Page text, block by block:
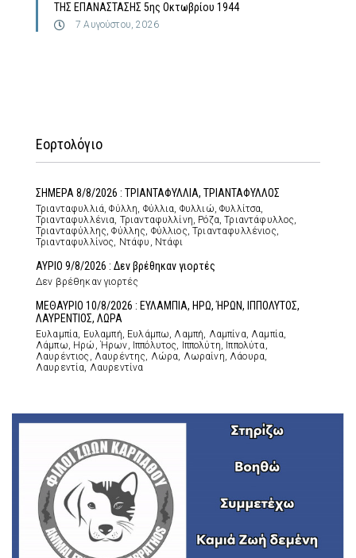
ΤΗΣ ΕΠΑΝΑΣΤΑΣΗΣ 5ης Οκτωβρίου 1944
7 Αυγούστου, 2026
Εορτολόγιο
ΣΗΜΕΡΑ 8/8/2026 : ΤΡΙΑΝΤΑΦΥΛΛΙΑ, ΤΡΙΑΝΤΑΦΥΛΛΟΣ
Τριανταφυλλιά, Φύλλη, Φύλλια, Φυλλιώ, Φυλλίτσα,
Τριανταφυλλένια, Τριανταφυλλίνη, Ρόζα, Τριαντάφυλλος,
Τριανταφύλλης, Φύλλης, Φύλλιος, Τριανταφυλλένιος,
Τριανταφυλλίνος, Ντάφυ, Ντάφι
ΑΥΡΙΟ 9/8/2026 : Δεν βρέθηκαν γιορτές
Δεν βρέθηκαν γιορτές
ΜΕΘΑΥΡΙΟ 10/8/2026 : ΕΥΛΑΜΠΙΑ, ΗΡΩ, ΉΡΩΝ, ΙΠΠΟΛΥΤΟΣ,
ΛΑΥΡΕΝΤΙΟΣ, ΛΩΡΑ
Ευλαμπία, Ευλαμπή, Ευλάμπω, Λαμπή, Λαμπίνα, Λαμπία,
Λάμπω, Ηρώ, Ήρων, Ιππόλυτος, Ιππολύτη, Ιππολύτα,
Λαυρέντιος, Λαυρέντης, Λώρα, Λωραίνη, Λάουρα,
Λαυρεντία, Λαυρεντίνα